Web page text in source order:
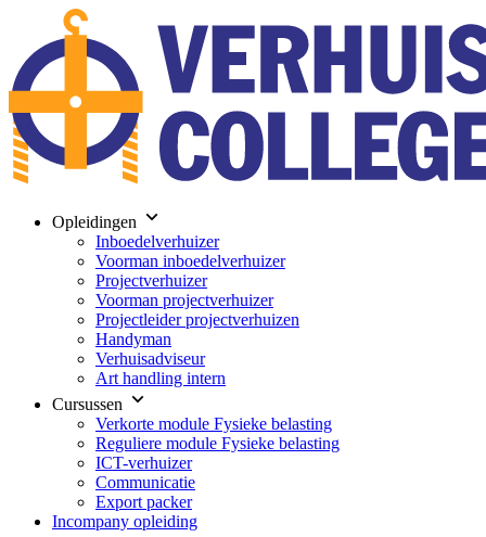
Opleidingen
Inboedelverhuizer
Voorman inboedelverhuizer
Projectverhuizer
Voorman projectverhuizer
Projectleider projectverhuizen
Handyman
Verhuisadviseur
Art handling intern
Cursussen
Verkorte module Fysieke belasting
Reguliere module Fysieke belasting
ICT-verhuizer
Communicatie
Export packer
Incompany opleiding